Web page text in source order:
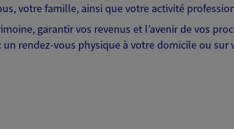
votre famille, ainsi que votre activité
garantir vos revenus et l’avenir de vos
un rendez-vous physique à votre domicile ou